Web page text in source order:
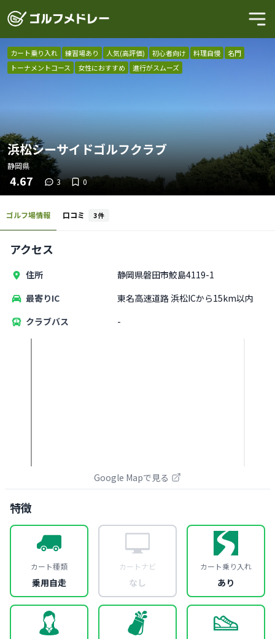
カート乗り入れ 練習場あり 人気(高評価) 初心者向け 料理自慢
名門
トーナメントコース
女性におすすめ 進行がスムーズ
浜松シーサイドゴルフクラブ
静岡県
4.67 3 0
ゴルフ場情報 口コミ 3件
アクセス
住所
静岡県磐田市鮫島4119-1
最寄りIC
東名高速道路 浜松ICから15km以内
クラブバス
-
Google Mapで見る
特徴
カート種類
乗用自走
カートナビ
なし
カート乗り入れ
あり